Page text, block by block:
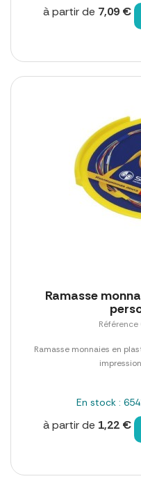
à partir de 7,09 €
Ramasse
Référence
Ramasse monnaies en
En stock :
à partir de 1,22 €